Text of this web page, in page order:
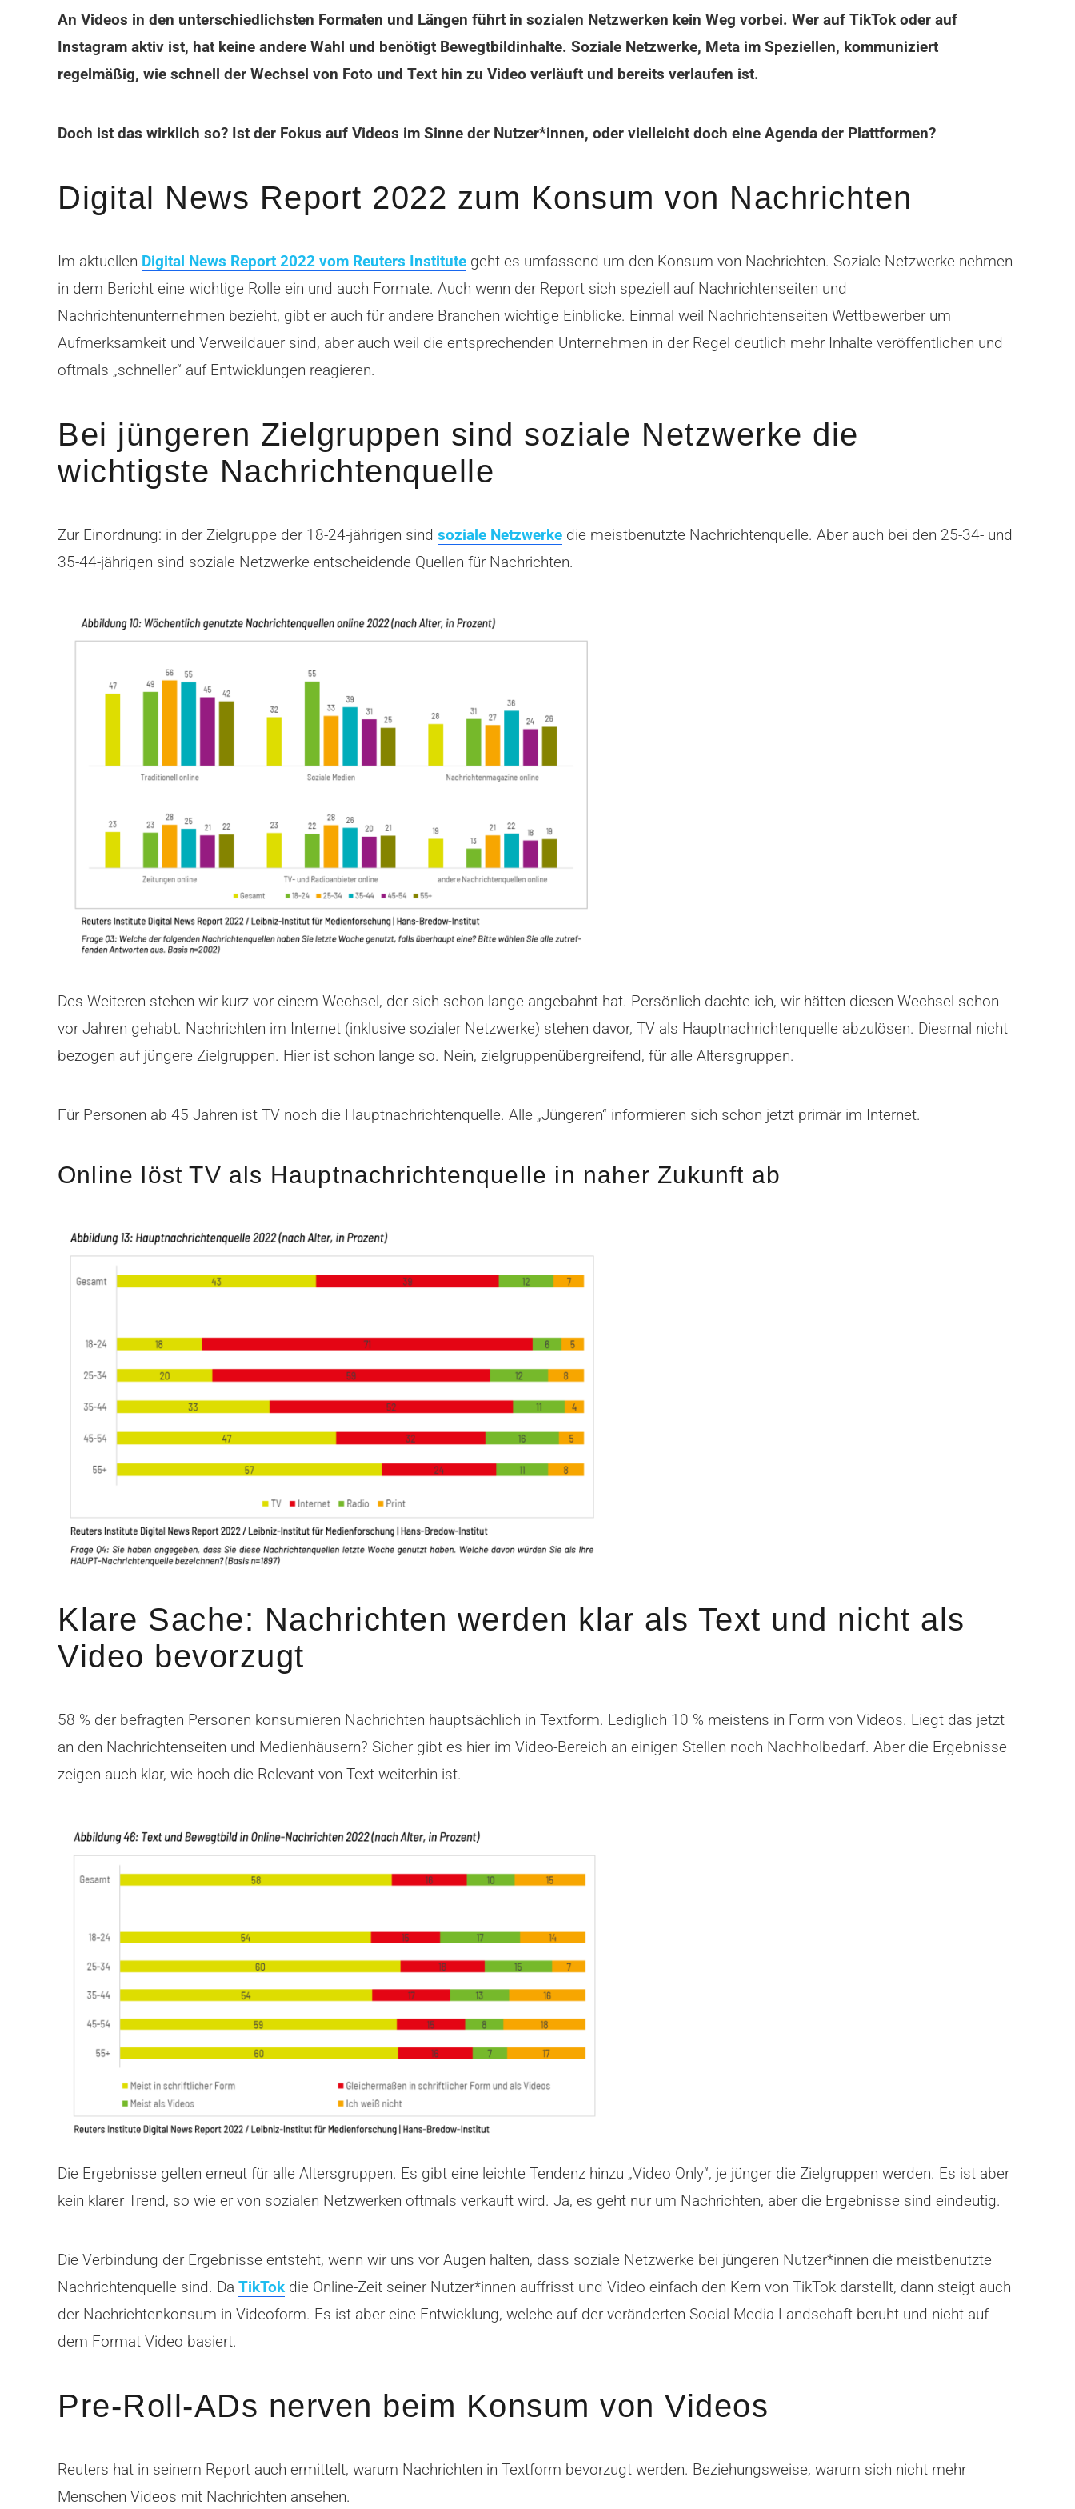
An Videos in den unterschiedlichsten Formaten und Längen führt in sozialen Netzwerken kein Weg vorbei. Wer auf TikTok oder auf
Instagram aktiv ist, hat keine andere Wahl und benötigt Bewegtbildinhalte. Soziale Netzwerke, Meta im Speziellen, kommuniziert
regelmäßig, wie schnell der Wechsel von Foto und Text hin zu Video verläuft und bereits verlaufen ist.
Doch ist das wirklich so? Ist der Fokus auf Videos im Sinne der Nutzer*innen, oder vielleicht doch eine Agenda der Plattformen?
Digital News Report 2022 zum Konsum von Nachrichten
Im aktuellen Digital News Report 2022 vom Reuters Institute geht es umfassend um den Konsum von Nachrichten. Soziale Netzwerke nehmen
in dem Bericht eine wichtige Rolle ein und auch Formate. Auch wenn der Report sich speziell auf Nachrichtenseiten und
Nachrichtenunternehmen bezieht, gibt er auch für andere Branchen wichtige Einblicke. Einmal weil Nachrichtenseiten Wettbewerber um
Aufmerksamkeit und Verweildauer sind, aber auch weil die entsprechenden Unternehmen in der Regel deutlich mehr Inhalte veröffentlichen und
oftmals „schneller“ auf Entwicklungen reagieren.
Bei jüngeren Zielgruppen sind soziale Netzwerke die
wichtigste Nachrichtenquelle
Zur Einordnung: in der Zielgruppe der 18-24-jährigen sind soziale Netzwerke die meistbenutzte Nachrichtenquelle. Aber auch bei den 25-34- und
35-44-jährigen sind soziale Netzwerke entscheidende Quellen für Nachrichten.
Des Weiteren stehen wir kurz vor einem Wechsel, der sich schon lange angebahnt hat. Persönlich dachte ich, wir hätten diesen Wechsel schon
vor Jahren gehabt. Nachrichten im Internet (inklusive sozialer Netzwerke) stehen davor, TV als Hauptnachrichtenquelle abzulösen. Diesmal nicht
bezogen auf jüngere Zielgruppen. Hier ist schon lange so. Nein, zielgruppenübergreifend, für alle Altersgruppen.
Für Personen ab 45 Jahren ist TV noch die Hauptnachrichtenquelle. Alle „Jüngeren“ informieren sich schon jetzt primär im Internet.
Online löst TV als Hauptnachrichtenquelle in naher Zukunft ab
Klare Sache: Nachrichten werden klar als Text und nicht als
Video bevorzugt
58 % der befragten Personen konsumieren Nachrichten hauptsächlich in Textform. Lediglich 10 % meistens in Form von Videos. Liegt das jetzt
an den Nachrichtenseiten und Medienhäusern? Sicher gibt es hier im Video-Bereich an einigen Stellen noch Nachholbedarf. Aber die Ergebnisse
zeigen auch klar, wie hoch die Relevant von Text weiterhin ist.
Die Ergebnisse gelten erneut für alle Altersgruppen. Es gibt eine leichte Tendenz hinzu „Video Only“, je jünger die Zielgruppen werden. Es ist aber
kein klarer Trend, so wie er von sozialen Netzwerken oftmals verkauft wird. Ja, es geht nur um Nachrichten, aber die Ergebnisse sind eindeutig.
Die Verbindung der Ergebnisse entsteht, wenn wir uns vor Augen halten, dass soziale Netzwerke bei jüngeren Nutzer*innen die meistbenutzte
Nachrichtenquelle sind. Da TikTok die Online-Zeit seiner Nutzer*innen auffrisst und Video einfach den Kern von TikTok darstellt, dann steigt auch
der Nachrichtenkonsum in Videoform. Es ist aber eine Entwicklung, welche auf der veränderten Social-Media-Landschaft beruht und nicht auf
dem Format Video basiert.
Pre-Roll-ADs nerven beim Konsum von Videos
Reuters hat in seinem Report auch ermittelt, warum Nachrichten in Textform bevorzugt werden. Beziehungsweise, warum sich nicht mehr
Menschen Videos mit Nachrichten ansehen.